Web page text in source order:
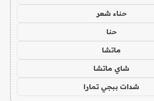
حناء شعر
حنا
ماتشا
شاي ماتشا
شدات ببجي تمارا